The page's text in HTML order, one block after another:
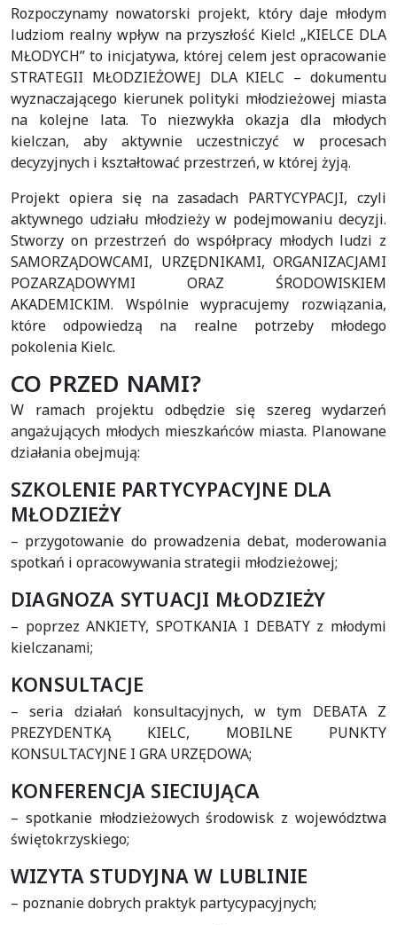
Rozpoczynamy nowatorski projekt, który daje młodym
ludziom realny wpływ na przyszłość Kielc! „KIELCE DLA
MŁODYCH” to inicjatywa, której celem jest opracowanie
STRATEGII MŁODZIEŻOWEJ DLA KIELC – dokumentu
wyznaczającego kierunek polityki młodzieżowej miasta
na kolejne lata. To niezwykła okazja dla młodych
kielczan, aby aktywnie uczestniczyć w procesach
decyzyjnych i kształtować przestrzeń, w której żyją.
Projekt opiera się na zasadach PARTYCYPACJI, czyli
aktywnego udziału młodzieży w podejmowaniu decyzji.
Stworzy on przestrzeń do współpracy młodych ludzi z
SAMORZĄDOWCAMI, URZĘDNIKAMI, ORGANIZACJAMI
POZARZĄDOWYMI ORAZ ŚRODOWISKIEM
AKADEMICKIM. Wspólnie wypracujemy rozwiązania,
które odpowiedzą na realne potrzeby młodego
pokolenia Kielc.
CO PRZED NAMI?
W ramach projektu odbędzie się szereg wydarzeń
angażujących młodych mieszkańców miasta. Planowane
działania obejmują:
SZKOLENIE PARTYCYPACYJNE DLA
MŁODZIEŻY
– przygotowanie do prowadzenia debat, moderowania
spotkań i opracowywania strategii młodzieżowej;
DIAGNOZA SYTUACJI MŁODZIEŻY
– poprzez ANKIETY, SPOTKANIA I DEBATY z młodymi
kielczanami;
KONSULTACJE
– seria działań konsultacyjnych, w tym DEBATA Z
PREZYDENTKĄ KIELC, MOBILNE PUNKTY
KONSULTACYJNE I GRA URZĘDOWA;
KONFERENCJA SIECIUJĄCA
– spotkanie młodzieżowych środowisk z województwa
świętokrzyskiego;
WIZYTA STUDYJNA W LUBLINIE
– poznanie dobrych praktyk partycypacyjnych;